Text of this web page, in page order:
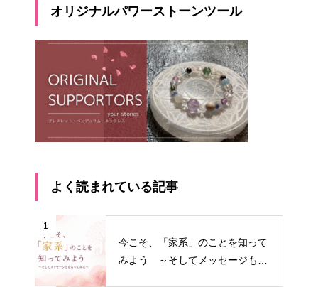
オリジナルパワーストーンツール
よく読まれている記事
1
今こそ、「家系」のことを知って
みよう ～そしてメッセージもも